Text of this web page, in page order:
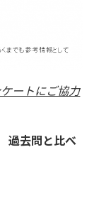
ートにご協力
過去問と比べ